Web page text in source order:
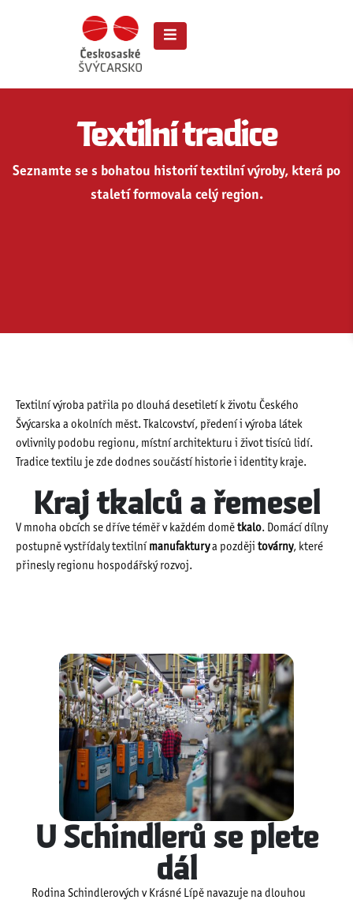
Textilní tradice
Seznamte se s bohatou historií textilní výroby, která po
staletí formovala celý region.
Textilní výroba patřila po dlouhá desetiletí k životu Českého
Švýcarska a okolních měst. Tkalcovství, předení i výroba látek
ovlivnily podobu regionu, místní architekturu i život tisíců lidí.
Tradice textilu je zde dodnes součástí historie i identity kraje.
Kraj tkalců a řemesel
V mnoha obcích se dříve téměř v každém domě tkalo. Domácí dílny
postupně vystřídaly textilní manufakturya později továrny, které
přinesly regionu hospodářský rozvoj.
U Schindlerů se plete
dál
Rodina Schindlerových v Krásné Lípě navazuje na dlouhou